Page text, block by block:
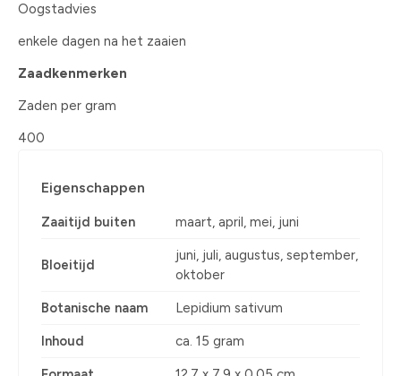
Oogstadvies
enkele dagen na het zaaien
Zaadkenmerken
Zaden per gram
400
Eigenschappen
Zaaitijd buiten maart, april, mei, juni
Bloeitijd
juni, juli, augustus, september,
oktober
Botanische naam Lepidium sativum
Inhoud ca. 15 gram